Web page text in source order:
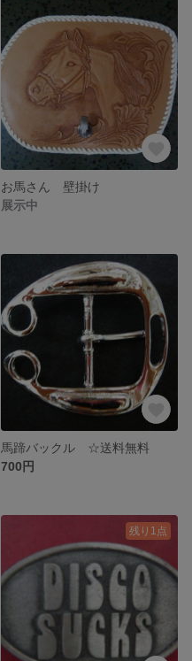
お馬さん 壁掛け
展示中
馬蹄バックル ☆送料無料
700円
残り1点